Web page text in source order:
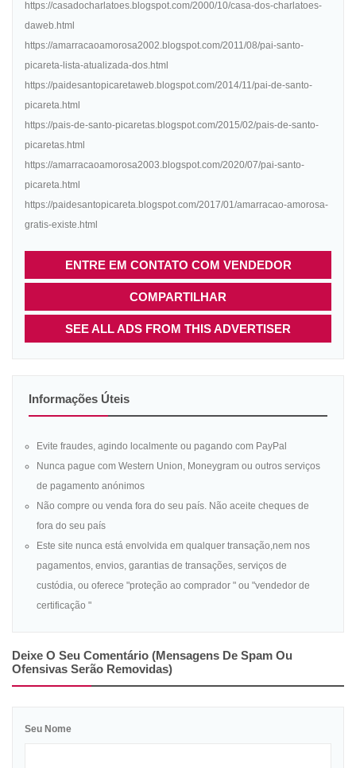
https://casadocharlatoes.blogspot.com/2000/10/casa-dos-charlatoes-
daweb.html
https://amarracaoamorosa2002.blogspot.com/2011/08/pai-santo-
picareta-lista-atualizada-dos.html
https://paidesantopicaretaweb.blogspot.com/2014/11/pai-de-santo-
picareta.html
https://pais-de-santo-picaretas.blogspot.com/2015/02/pais-de-santo-
picaretas.html
https://amarracaoamorosa2003.blogspot.com/2020/07/pai-santo-
picareta.html
https://paidesantopicareta.blogspot.com/2017/01/amarracao-amorosa-
gratis-existe.html
ENTRE EM CONTATO COM VENDEDOR
COMPARTILHAR
SEE ALL ADS FROM THIS ADVERTISER
Informações Úteis
Evite fraudes, agindo localmente ou pagando com PayPal
Nunca pague com Western Union, Moneygram ou outros serviços
de pagamento anónimos
Não compre ou venda fora do seu país. Não aceite cheques de
fora do seu país
Este site nunca está envolvida em qualquer transação,nem nos
pagamentos, envios, garantias de transações, serviços de
custódia, ou oferece "proteção ao comprador " ou "vendedor de
certificação "
Deixe O Seu Comentário (mensagens De Spam Ou
Ofensivas Serão Removidas)
Seu Nome